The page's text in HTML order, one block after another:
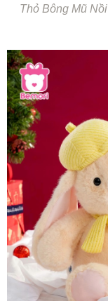
Thỏ Bông Mũ